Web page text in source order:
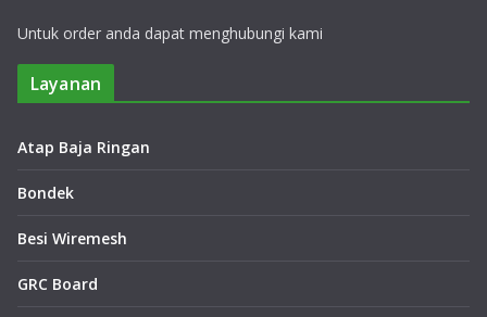
Untuk order anda dapat menghubungi kami
Layanan
Atap Baja Ringan
Bondek
Besi Wiremesh
GRC Board